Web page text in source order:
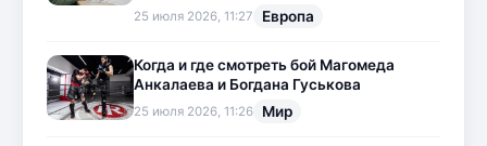
25 июля 2026, 11:27 Европа
Когда и где смотреть бой Магомеда
Анкалаева и Богдана Гуськова
25 июля 2026, 11:26 Мир